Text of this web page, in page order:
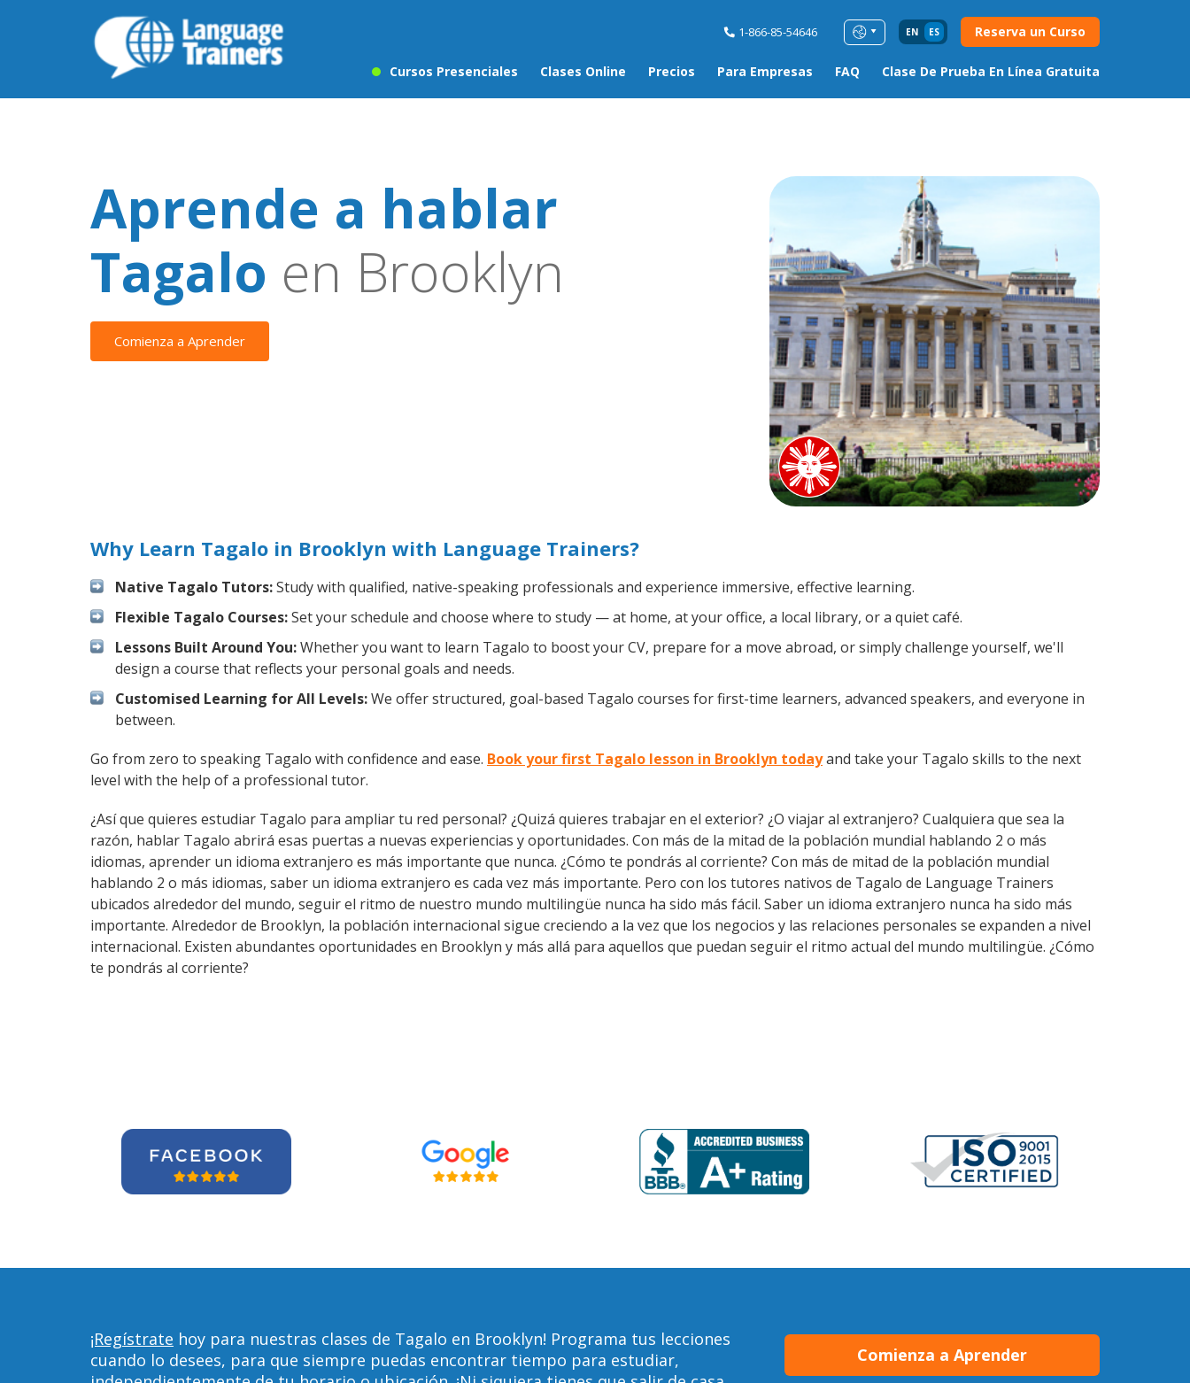
1-866-85-54646 EN ES Reserva un Curso
Cursos Presenciales Clases Online Precios Para Empresas FAQ Clase De Prueba En Línea Gratuita
Aprende a hablar
Tagalo en Brooklyn
Comienza a Aprender
Why Learn Tagalo in Brooklyn with Language Trainers?
Native Tagalo Tutors:Study with qualified, native-speaking professionals and experience immersive, effective learning.
Flexible Tagalo Courses:Set your schedule and choose where to study — at home, at your office, a local library, or a quiet café.
Lessons Built Around You:Whether you want to learn Tagalo to boost your CV, prepare for a move abroad, or simply challenge yourself, we'll
design a course that reflects your personal goals and needs.
Customised Learning for All Levels:We offer structured, goal-based Tagalo courses for first-time learners, advanced speakers, and everyone in
between.
Go from zero to speaking Tagalo with confidence and ease. Book your first Tagalo lesson in Brooklyn todayand take your Tagalo skills to the next
level with the help of a professional tutor.
¿Así que quieres estudiar Tagalo para ampliar tu red personal? ¿Quizá quieres trabajar en el exterior? ¿O viajar al extranjero? Cualquiera que sea la
razón, hablar Tagalo abrirá esas puertas a nuevas experiencias y oportunidades. Con más de la mitad de la población mundial hablando 2 o más
idiomas, aprender un idioma extranjero es más importante que nunca. ¿Cómo te pondrás al corriente? Con más de mitad de la población mundial
hablando 2 o más idiomas, saber un idioma extranjero es cada vez más importante. Pero con los tutores nativos de Tagalo de Language Trainers
ubicados alrededor del mundo, seguir el ritmo de nuestro mundo multilingüe nunca ha sido más fácil. Saber un idioma extranjero nunca ha sido más
importante. Alrededor de Brooklyn, la población internacional sigue creciendo a la vez que los negocios y las relaciones personales se expanden a nivel
internacional. Existen abundantes oportunidades en Brooklyn y más allá para aquellos que puedan seguir el ritmo actual del mundo multilingüe. ¿Cómo
te pondrás al corriente?
¡Regístrate hoy para nuestras clases de Tagalo en Brooklyn! Programa tus lecciones
cuando lo desees, para que siempre puedas encontrar tiempo para estudiar,
Comienza a Aprender